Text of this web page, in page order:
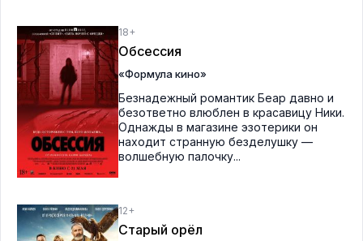
18+
Обсессия
«Формула кино»
Безнадежный романтик Беар давно и
безответно влюблен в красавицу Ники.
Однажды в магазине эзотерики он
находит странную безделушку —
волшебную палочку...
12+
Старый орёл